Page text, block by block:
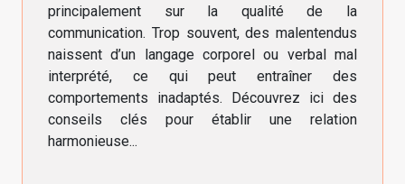
principalement sur la qualité de la
communication. Trop souvent, des malentendus
naissent d’un langage corporel ou verbal mal
interprété, ce qui peut entraîner des
comportements inadaptés. Découvrez ici des
conseils clés pour établir une relation
harmonieuse...